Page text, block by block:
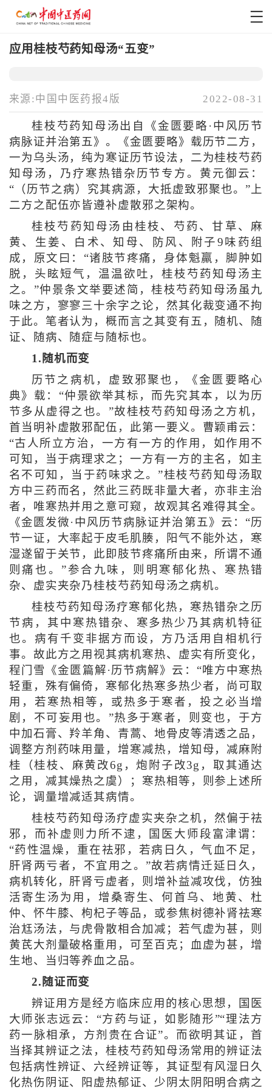
应用桂枝芍药知母汤“五变”
来源:中国中医药报4版 2022-08-31
桂枝芍药知母汤出自《金匮要略·中风历节
病脉证并治第五》。《金匮要略》载历节二方，
一为乌头汤，纯为寒证历节设法，二为桂枝芍药
知母汤，乃疗寒热错杂历节专方。黄元御云：
“（历节之病）究其病源，大抵虚致邪聚也。”上
二方之配伍亦皆遵补虚散邪之架构。
桂枝芍药知母汤由桂枝、芍药、甘草、麻
黄、生姜、白术、知母、防风、附子9味药组
成，原文曰：“诸肢节疼痛，身体魁羸，脚肿如
脱，头眩短气，温温欲吐，桂枝芍药知母汤主
之。”仲景条文举要述简，桂枝芍药知母汤虽九
味之方，寥寥三十余字之论，然其化裁变通不拘
于此。笔者认为，概而言之其变有五，随机、随
证、随病、随症与随标也。
1.随机而变
历节之病机，虚致邪聚也，《金匮要略心
典》载：“仲景欲举其标，而先究其本，以为历
节多从虚得之也。”故桂枝芍药知母汤之方机，
首当明补虚散邪配伍，此第一要义。曹颖甫云：
“古人所立方治，一方有一方的作用，如作用不
可知，当于病理求之；一方有一方的主名，如主
名不可知，当于药味求之。”桂枝芍药知母汤取
方中三药而名，然此三药既非量大者，亦非主治
者，唯寒热并用之意可窥，故观其名难得其全。
《金匮发微·中风历节病脉证并治第五》云：“历
节一证，大率起于皮毛肌腠，阳气不能外达，寒
湿遂留于关节，此即肢节疼痛所由来，所谓不通
则痛也。”参合九味，则明寒郁化热、寒热错
杂、虚实夹杂乃桂枝芍药知母汤之病机。
桂枝芍药知母汤疗寒郁化热，寒热错杂之历
节病，其中寒热错杂、寒多热少乃其病机特征
也。病有千变非据方而设，方乃活用自相机行
事。故此方之用视其病机寒热、虚实有所变化，
程门雪《金匮篇解·历节病解》云：“唯方中寒热
轻重，殊有偏倚，寒郁化热寒多热少者，尚可取
用，若寒热相等，或热多于寒者，投之必当增
剧，不可妄用也。”热多于寒者，则变也，于方
中加石膏、羚羊角、青蒿、地骨皮等清透之品，
调整方剂药味用量，增寒减热，增知母，减麻附
桂（桂枝、麻黄改6g，炮附子改3g，取其通达
之用，减其燥热之虞）；寒热相等，则参上述所
论，调量增减适其病情。
桂枝芍药知母汤疗虚实夹杂之机，然偏于祛
邪，而补虚则力所不逮，国医大师段富津谓：
“药性温燥，重在祛邪，若病日久，气血不足，
肝肾两亏者，不宜用之。”故若病情迁延日久，
病机转化，肝肾亏虚者，则增补益减攻伐，仿独
活寄生汤为用，增桑寄生、何首乌、地黄、杜
仲、怀牛膝、枸杞子等品，或参焦树德补肾祛寒
治尪汤法，与虎骨散相合加减；若气虚为甚，则
黄芪大剂量破格重用，可至百克；血虚为甚，增
生地、当归等养血之品。
2.随证而变
辨证用方是经方临床应用的核心思想，国医
大师张志远云：“方药与证，如影随形”“理法方
药一脉相承，方剂贵在合证”。而欲明其证，首
当择其辨证之法，桂枝芍药知母汤常用的辨证法
包括病性辨证、六经辨证等，其证型有风湿日久
化热伤阴证、阳虚热郁证、少阴太阴阳明合病之